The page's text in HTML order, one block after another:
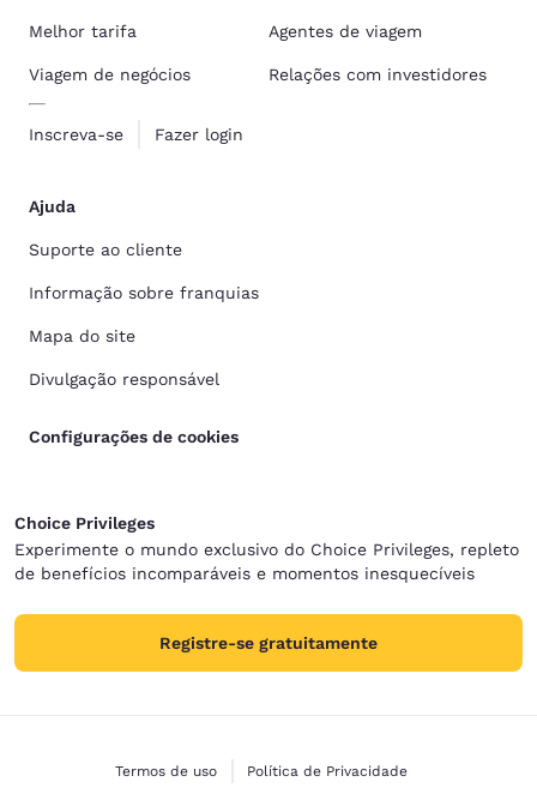
Melhor tarifa
Viagem de negócios
Inscreva-se Fazer login
Agentes de viagem
Relações com investidores
Ajuda
Suporte ao cliente
Informação sobre franquias
Mapa do site
Divulgação responsável
Configurações de cookies
Choice Privileges
Experimente o mundo exclusivo do Choice Privileges, repleto
de benefícios incomparáveis e momentos inesquecíveis
Registre-se gratuitamente
Termos de uso Política de Privacidade